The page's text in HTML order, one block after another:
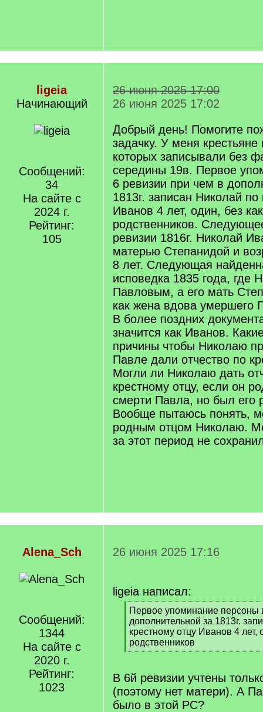
ligeia
Начинающий
Сообщений:
34
На сайте с
2024 г.
Рейтинг:
105
26 июня 2025 17:00
26 июня 2025 17:02
Добрый день! Помогите
задачку. У меня
которых записывали без
середины 19в. Первое
6 ревизии при чем в
1813г. записан Николай по
Иванов 4 лет, один, без
родственников.
ревизии 1816г. Николай
матерью Степанидой и
8 лет. Следующая
исповедка 1835 года, где
Павловым, а его мать
как жена вдова умершего
В более поздних
значится как Иванов.
причины чтобы Николаю
Павле дали отчество по
Могли ли Николаю дать
крестному отцу, если он
смерти Павла, но был его
Вообще пытаюсь понять,
родным отцом Николаю.
за этот период не
Alena_Sch
Сообщений:
1344
На сайте с
2020 г.
Рейтинг:
1023
26 июня 2025 17:16
ligeia написал:
[
q
]
Первое упоминание персоны
дополнительной за 1813г.
крестному отцу Иванов 4 лет,
родственников
[
q
]
В 6й ревизии учтены
(поэтому нет матери). А
было в этой РС?